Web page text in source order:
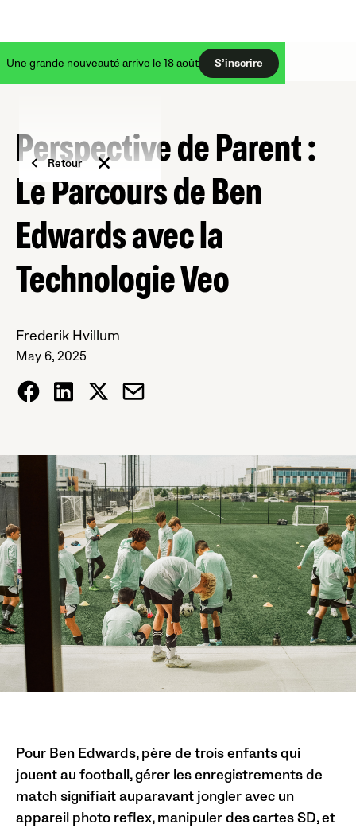
Une grande nouveauté arrive le 18 août S’inscrire
Retour
Perspective de Parent :
Le Parcours de Ben
Edwards avec la
Technologie Veo
Frederik Hvillum
May 6, 2025
Pour Ben Edwards, père de trois enfants qui
jouent au football, gérer les enregistrements de
match signifiait auparavant jongler avec un
appareil photo reflex, manipuler des cartes SD, et